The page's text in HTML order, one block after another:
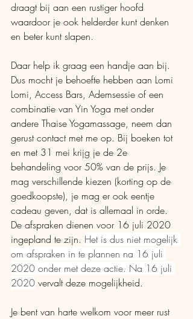
draagt bij aan een rustiger hoofd
waardoor je ook helderder kunt denken
en beter kunt slapen.
Daar help ik graag een handje aan bij.
Dus mocht je behoefte hebben aan Lomi
Lomi, Access Bars, Ademsessie of een
combinatie van Yin Yoga met onder
andere Thaise Yogamassage, neem dan
gerust contact met me op. Bij boeken tot
en met 31 mei krijg je de 2e
behandeling voor 50% van de prijs. Je
mag verschillende kiezen (korting op de
goedkoopste), je mag er ook eentje
cadeau geven, dat is allemaal in orde.
De afspraken dienen voor 16 juli 2020
ingepland te zijn. Het is dus niet mogelijk
om afspraken in te plannen na 16 juli
2020 onder met deze actie. Na 16 juli
2020 vervalt deze mogelijkheid.
Je bent van harte welkom voor meer rust